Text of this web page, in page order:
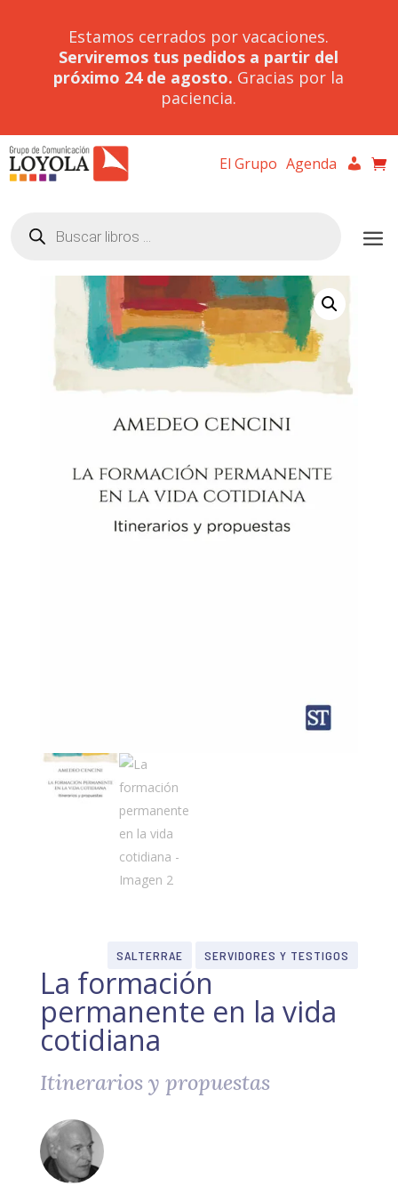
Estamos cerrados por vacaciones.
Serviremos tus pedidos a partir del
próximo 24 de agosto. Gracias por la
paciencia.
El Grupo Agenda
productos
SALTERRAE SERVIDORES Y TESTIGOS
La formación
permanente en la vida
cotidiana
Itinerarios y propuestas